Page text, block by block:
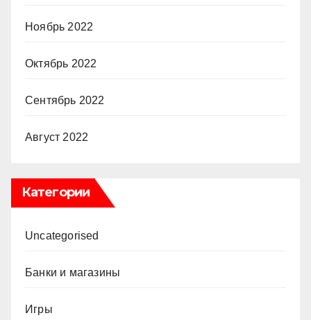
Ноябрь 2022
Октябрь 2022
Сентябрь 2022
Август 2022
Категории
Uncategorised
Банки и магазины
Игры